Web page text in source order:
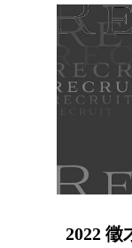
2022 徵